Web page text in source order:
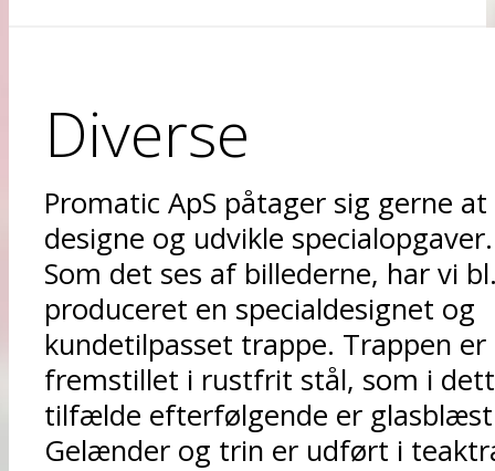
Diverse
Promatic ApS påtager sig gerne at
designe og udvikle specialopgaver.
Som det ses af billederne, har vi
produceret en specialdesignet og
kundetilpasset trappe. Trappen er
fremstillet i rustfrit stål, som i
tilfælde efterfølgende er
Gelænder og trin er udført i